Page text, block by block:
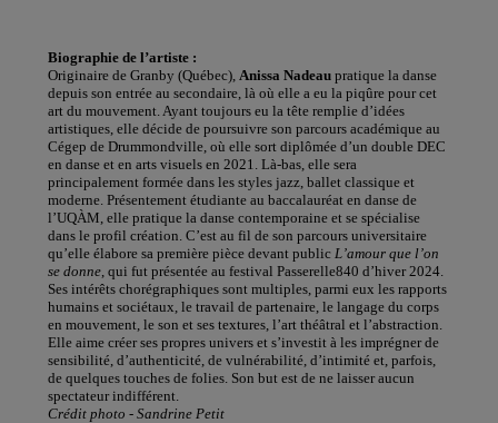
Biographie de l’artiste :
Originaire de Granby (Québec), Anissa Nadeaupratique la danse
depuis son entrée au secondaire, là où elle a eu la piqûre pour cet
art du mouvement. Ayant toujours eu la tête remplie d’idées
artistiques, elle décide de poursuivre son parcours académique au
Cégep de Drummondville, où elle sort diplômée d’un double DEC
en danse et en arts visuels en 2021. Là-bas, elle sera
principalement formée dans les styles jazz, ballet classique et
moderne. Présentement étudiante au baccalauréat en danse de
l’UQÀM, elle pratique la danse contemporaine et se spécialise
dans le profil création. C’est au fil de son parcours universitaire
qu’elle élabore sa première pièce devant public L’amour que l’on
se donne, qui fut présentée au festival Passerelle840 d’hiver 2024.
Ses intérêts chorégraphiques sont multiples, parmi eux les rapports
humains et sociétaux, le travail de partenaire, le langage du corps
en mouvement, le son et ses textures, l’art théâtral et l’abstraction.
Elle aime créer ses propres univers et s’investit à les imprégner de
sensibilité, d’authenticité, de vulnérabilité, d’intimité et, parfois,
de quelques touches de folies. Son but est de ne laisser aucun
spectateur indifférent.
Crédit photo - Sandrine Petit